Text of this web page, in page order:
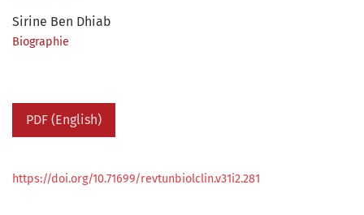
Sirine Ben Dhiab
Biographie
PDF (English)
https://doi.org/10.71699/revtunbiolclin.v31i2.281